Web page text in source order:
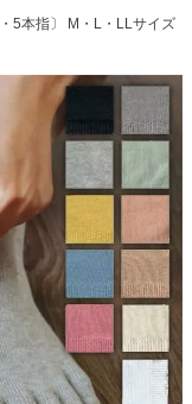
5本指〕 M・L・LLサイズ